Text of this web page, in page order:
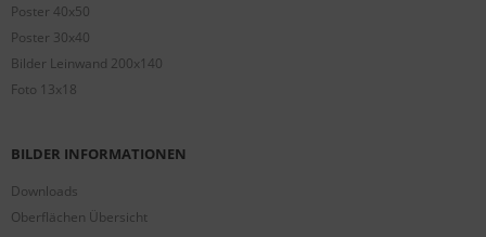
Poster 40x50
Poster 30x40
Bilder Leinwand 200x140
Foto 13x18
BILDER INFORMATIONEN
Downloads
Oberflächen Übersicht